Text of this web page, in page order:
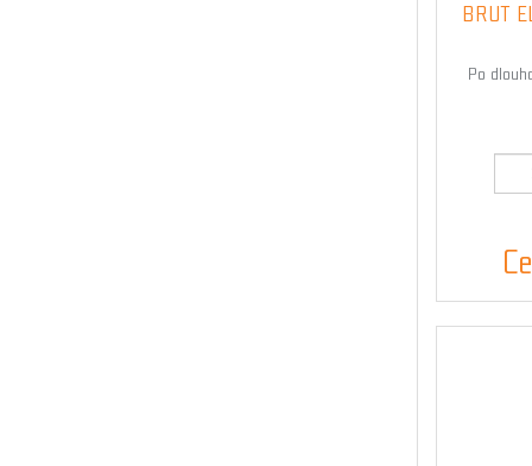
BRUT
Po